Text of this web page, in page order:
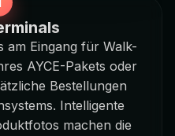
am Eingang für Walk-
AYCE-Pakets oder
Bestellungen
Intelligente
machen die